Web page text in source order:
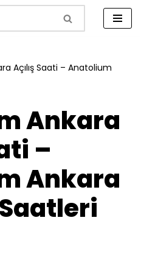
Açılış Saati – Anatolium
Ankara
–
Ankara